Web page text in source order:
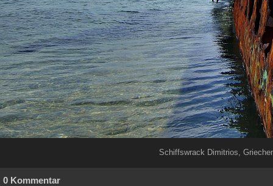
Schiffswrack Dimitrios,
0 Kommentar